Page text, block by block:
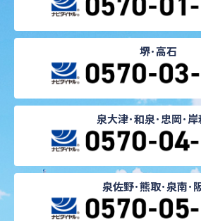
堺･高石
泉大津･和泉･忠岡･岸
泉佐野･熊取･泉南･